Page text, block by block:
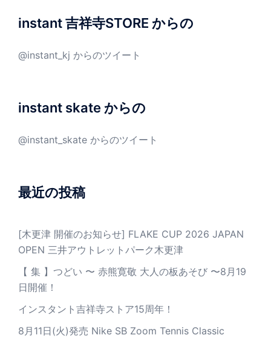
instant 吉祥寺STORE からの
@instant_kj からのツイート
instant skate からの
@instant_skate からのツイート
最近の投稿
[木更津 開催のお知らせ] FLAKE CUP 2026 JAPAN
OPEN 三井アウトレットパーク木更津
【 集 】つどい 〜 赤熊寛敬 大人の板あそび 〜8月19
日開催！
インスタント吉祥寺ストア15周年！
8月11日(火)発売 Nike SB Zoom Tennis Classic